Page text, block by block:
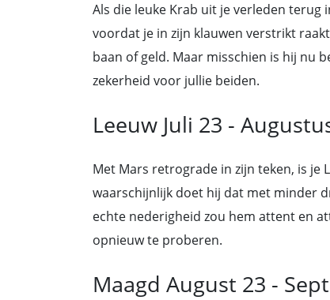
Als die leuke Krab uit je verleden
voordat je in zijn klauwen verstrikt
baan of geld. Maar misschien is hij nu
zekerheid voor jullie beiden.
Leeuw Juli 23 -
Met Mars retrograde in zijn teken, is je
waarschijnlijk doet hij dat met minder
echte nederigheid zou hem attent en
opnieuw te proberen.
Maagd August 23 -